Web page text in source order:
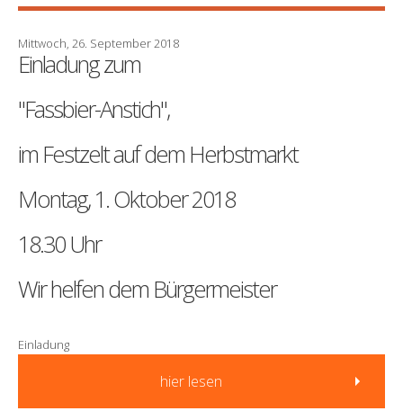
Mittwoch, 26. September 2018
Einladung zum
"Fassbier-Anstich",
im Festzelt auf dem Herbstmarkt
Montag, 1. Oktober 2018
18.30 Uhr
Wir helfen dem Bürgermeister
Einladung
hier lesen